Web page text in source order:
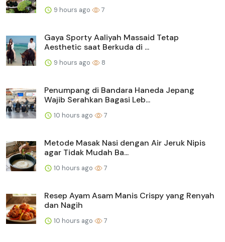
9 hours ago 7
Gaya Sporty Aaliyah Massaid Tetap
Aesthetic saat Berkuda di ...
9 hours ago 8
Penumpang di Bandara Haneda Jepang
Wajib Serahkan Bagasi Leb...
10 hours ago 7
Metode Masak Nasi dengan Air Jeruk Nipis
agar Tidak Mudah Ba...
10 hours ago 7
Resep Ayam Asam Manis Crispy yang Renyah
dan Nagih
10 hours ago 7